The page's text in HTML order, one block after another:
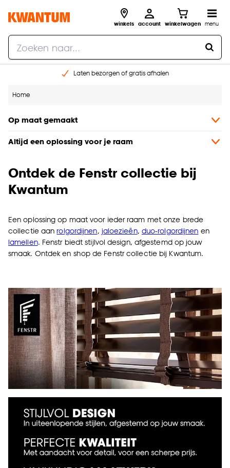
winkels account winkelwagen menu
Laten bezorgen of gratis afhalen
Home
Op maat gemaakt
Altijd een oplossing voor je raam
Ontdek de Fenstr collectie bij
Kwantum
Een oplossing op maat voor ieder raam met onze brede
collectie aanrolgordijnen, jaloezieën, duo-rolgordijnen en
lamellen. Fenstr biedt stijlvol design, afgestemd op jouw
smaak. Ontdek en shop de Fenstr collectie bij Kwantum.